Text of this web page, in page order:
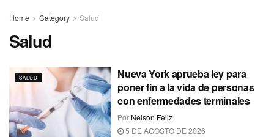
Home Category Salud
Salud
SALUD
Nueva York aprueba ley para
poner fin a la vida de personas
con enfermedades terminales
Por Nelson Feliz
5 DE AGOSTO DE 2026